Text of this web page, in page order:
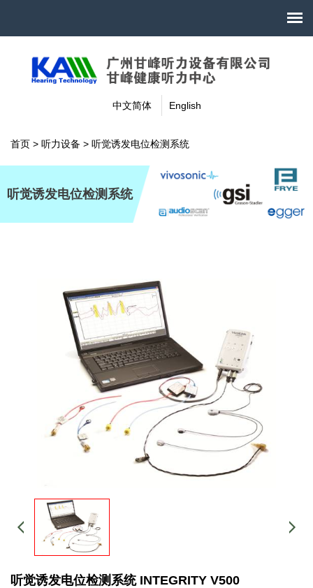
中文简体 English
首页 > 听力设备 > 听觉诱发电位检测系统
听觉诱发电位检测系统
听觉诱发电位检测系统 INTEGRITY V500